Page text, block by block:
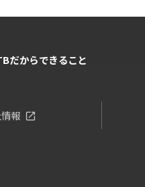
だからできること
報